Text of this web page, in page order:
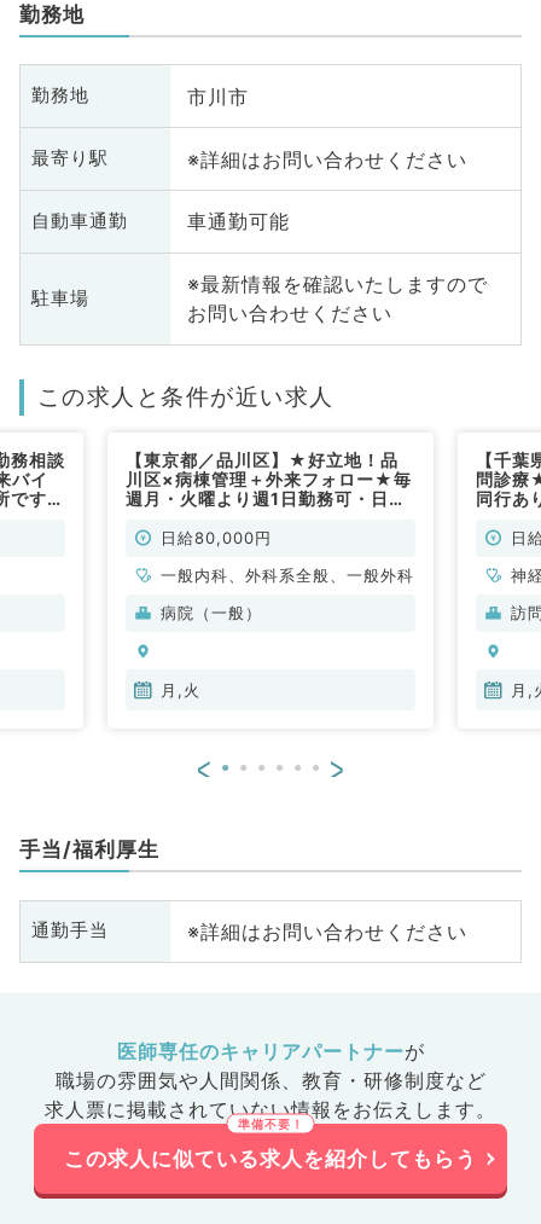
勤務地
勤務地 市川市
最寄り駅 ※詳細はお問い合わせください
自動車通勤 車通勤可能
駐車場
※最新情報を確認いたしますので
お問い合わせください
この求人と条件が近い求人
務相談
バイ
です
【東京都／品川区】★好立地！品
川区×病棟管理＋外来フォロー★毎
週月・火曜より週1日勤務可・日給
目不問（内科系・外科系／非常勤）
日給80,000円
一般内科、外科系全般、一般外科
病院（一般）
月,火
【千
問診療
同行あ
／非常
日
神
科
訪
月,
< >
手当/福利厚生
通勤手当 ※詳細はお問い合わせください
医師専任のキャリアパートナーが
職場の雰囲気や人間関係、 教育・研修制度など
求人票に掲載されていない情報をお伝えします。
この求人に似ている求人を紹介してもらう